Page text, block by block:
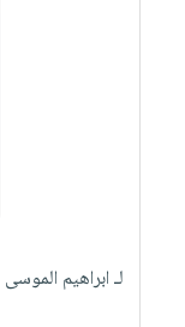
لـ ابراهيم الموسى